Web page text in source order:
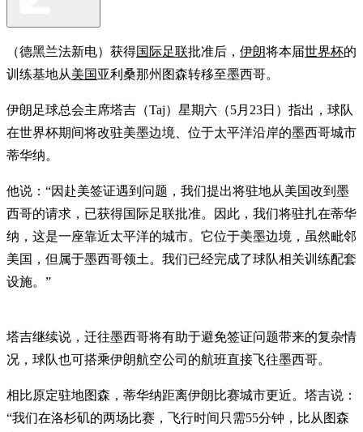
（德黑兰法新电）获得国际足联批准后， 伊朗将本届世界杯的
训练基地从美国亚利桑那州图森转移至墨西哥。
伊朗足球总会主席塔吉（Taj）星期六（5月23日）指出，球队
在世界杯期间将改驻美墨边境、位于太平洋沿岸的墨西哥城市
蒂华纳。
他说：“因赴美签证遇到问题，我们提出将驻地从美国改到墨
西哥的请求，已获得国际足联批准。因此，我们将驻扎在蒂华
纳，这是一座靠近太平洋的城市。它位于美墨边境，虽然毗邻
美国，但属于墨西哥领土。我们已经完成了球队相关训练配套
设施。”
塔吉继续说，迁往墨西哥将有助于避免签证问题带来的复杂情
况，球队也可搭乘伊朗航空公司的航班直接飞往墨西哥。
相比原定驻地图森，蒂华纳距离伊朗比赛城市更近。塔吉说：
“我们在洛杉矶的两场比赛，飞行时间只需55分钟，比从图森